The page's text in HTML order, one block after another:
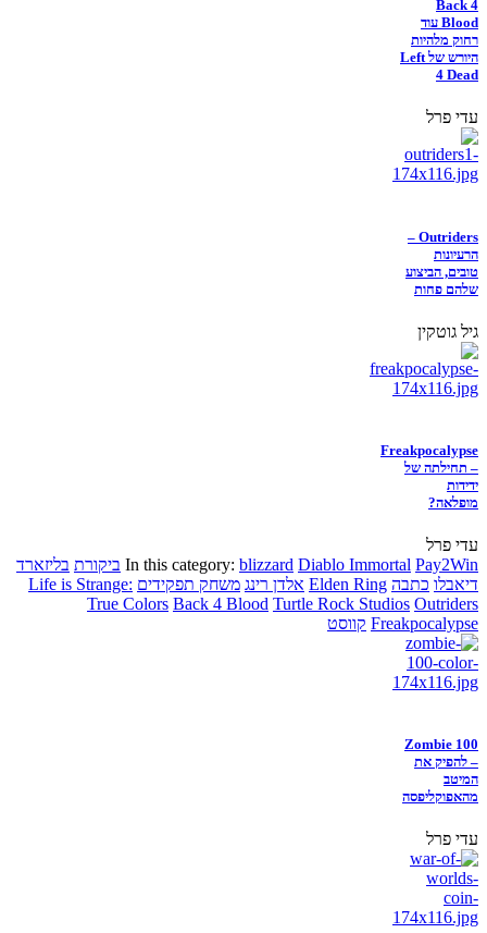
Back 4
Blood עוד
רחוק מלהיות
היורש של Left
4 Dead
עדי פרל
Outriders –
הרעיונות
טובים, הביצוע
שלהם פחות
גיל גוטקין
Freakpocalypse
– תחילתה של
ידידות
מופלאה?
עדי פרל
In this category: blizzard Diablo Immortal Pay2Win ביקורת בליזארד
דיאבלו כתבה Elden Ring אלדן רינג משחק תפקידים Life is Strange:
True Colors Back 4 Blood Turtle Rock Studios Outriders
Freakpocalypse קווסט
Zombie 100
– להפיק את
המיטב
מהאפוקליפסה
עדי פרל